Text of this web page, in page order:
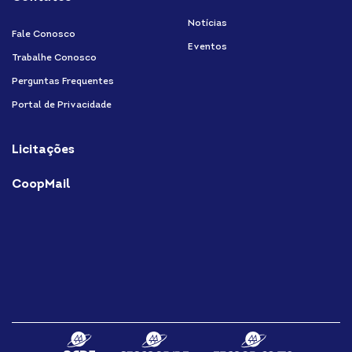
Fale Conosco
Trabalhe Conosco
Perguntas Frequentes
Portal de Privacidade
Licitações
CoopMail
Notícias
Eventos